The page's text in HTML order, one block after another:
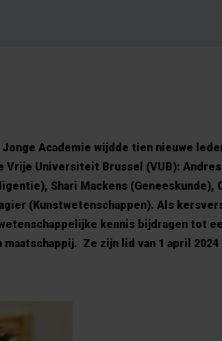
Jonge Academie wijdde tien nieuwe
Vrije Universiteit Brussel (VUB):
Shari Mackens (Geneeskunde),
(Kunstwetenschappen). Als
kennis bijdragen tot
Ze zijn lid van 1 april 2024